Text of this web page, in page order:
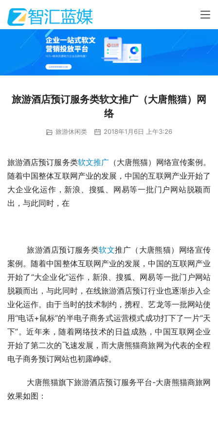
旅游酒店预订服务类软文推广（大唐熊猫）网
络
旅游休闲类 2018年1月6日 上午3:26
旅游酒店预订服务类软文推广 （大唐熊猫）网络宣传案例。
随着中国整体互联网产业的发展，中国的互联网产业开始了
大企业化运作，新浪、搜狐、网易等一批门户网站脱颖而
出，与此同时，在
	旅游酒店预订服务类
软文推广（大唐熊猫）网络宣传
案例。随着中国整体互联网产业的发展，中国的互联网产业
开始了“大企业化”运作，新浪、搜狐、网易等一批门户网站
脱颖而出，与此同时，在线旅游酒店预订行业也逐渐步入企
业化运作。由于当时的技术制约，携程、艺龙等一批网站使
用“电话+鼠标”的半电子商务式运营模式成功打下了一片“天
下”。近年来，随着网络技术的日益成熟，中国互联网企业
开始了第二次的飞速发展，而大唐熊猫商旅网为代表的全程
电子商务预订网站也初露峥嵘。
效果如图：